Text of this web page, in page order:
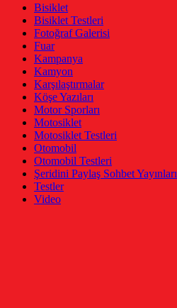
Bisiklet
Bisiklet Testleri
Fotoğraf Galerisi
Fuar
Kampanya
Kamyon
Karşılaştırmalar
Köşe Yazıları
Motor Sporları
Motosiklet
Motosiklet Testleri
Otomobil
Otomobil Testleri
Şeridini Paylaş Sohbet Yayınları
Testler
Video